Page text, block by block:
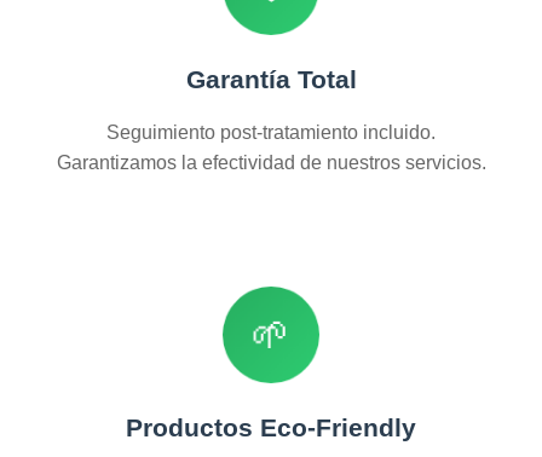
Garantía Total
Seguimiento post-tratamiento incluido.
Garantizamos la efectividad de nuestros servicios.
🌱
Productos Eco-Friendly